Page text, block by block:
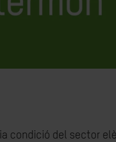
condició del sector